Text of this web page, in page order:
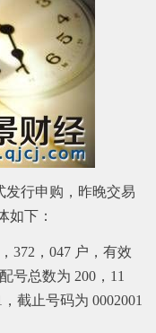
发行申购，昨晚交易
如下：
372，047 户，有效
号总数为 200，11
截止号码为 0002001